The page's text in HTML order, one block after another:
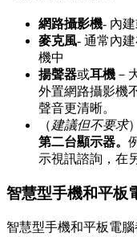
網路攝影機- 內建
麥克風- 通常內建
機中
揚聲器或耳機 －
外置網路攝影機
聲音更清晰。
（建議但不要求）
第二台顯示器。
示視訊諮詢 ， 在
智慧型手機和平板
智慧型手機和平板電腦